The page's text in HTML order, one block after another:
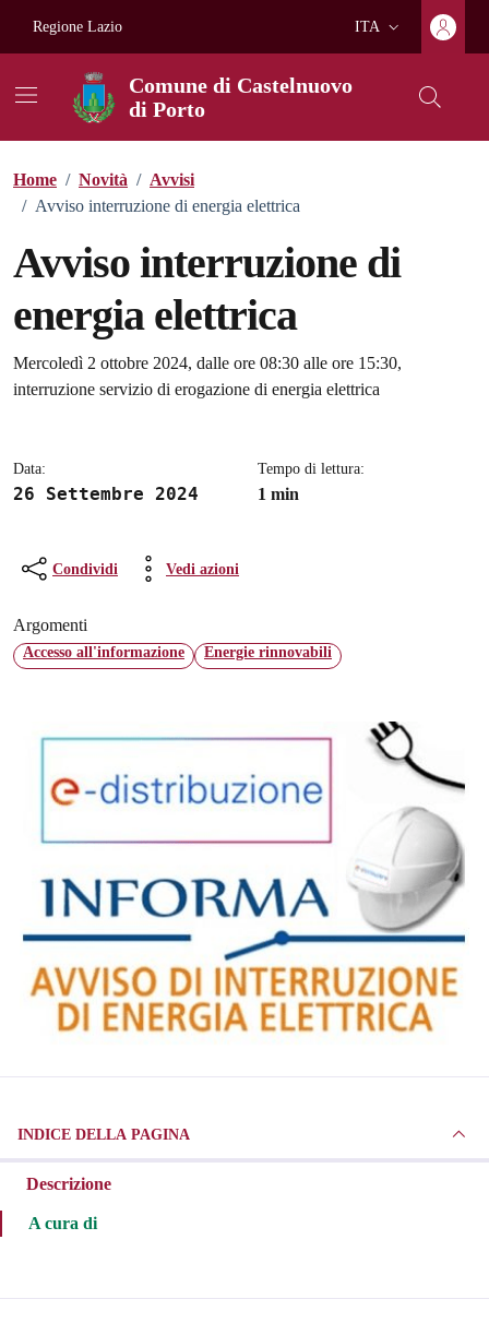
Regione Lazio
Lingua attiva:
ITA
Comune di Castelnuovo
di Porto
Home / Novità / Avvisi
/ Avviso interruzione di energia elettrica
Avviso interruzione di
energia elettrica
Dettagli della notizia
Mercoledì 2 ottobre 2024, dalle ore 08:30 alle ore 15:30,
interruzione servizio di erogazione di energia elettrica
Data:
26 Settembre 2024
Tempo di lettura:
1 min
Condividi Vedi azioni
Argomenti
Accesso all'informazione Energie rinnovabili
INDICE DELLA PAGINA
Descrizione
A cura di